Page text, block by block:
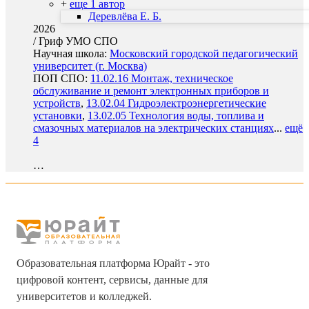
+ еще 1 автор
Деревлёва Е. Б.
2026
/Гриф УМО СПО
Научная школа: Московский городской педагогический
университет (г. Москва)
ПОП СПО: 11.02.16 Монтаж, техническое
обслуживание и ремонт электронных приборов и
устройств, 13.02.04 Гидроэлектроэнергетические
установки, 13.02.05 Технология воды, топлива и
смазочных материалов на электрических станциях... ещё
4
…
Образовательная платформа Юрайт - это
цифровой контент, сервисы, данные для
университетов и колледжей.